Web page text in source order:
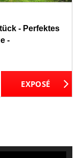
- Perfektes
-